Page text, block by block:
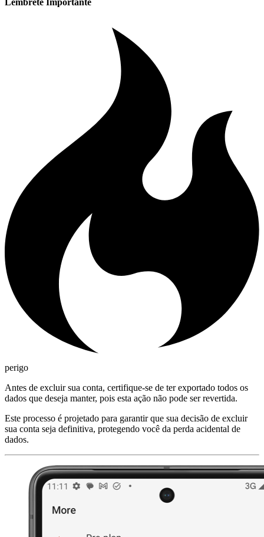
Lembrete Importante
perigo
Antes de excluir sua conta, certifique-se de ter exportado todos os
dados que deseja manter, pois esta ação não pode ser revertida.
Este processo é projetado para garantir que sua decisão de excluir
sua conta seja definitiva, protegendo você da perda acidental de
dados.